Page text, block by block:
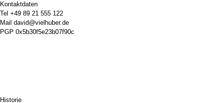
Kontaktdaten
Tel +49 89 21 555 122
Mail david@vielhuber.de
PGP 0x5b30f5e23b07f90c
Historie